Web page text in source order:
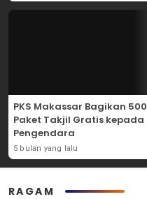
PKS Makassar Bagikan 500
Paket Takjil Gratis kepada
Pengendara
5 bulan yang lalu
RAGAM